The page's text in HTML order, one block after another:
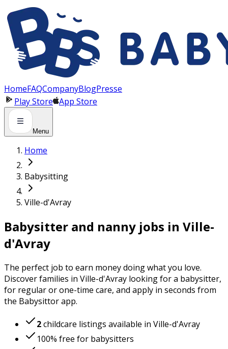
HomeFAQCompanyBlogPresse
Play Store App Store
Menu
Home
Babysitting
Ville-d'Avray
Babysitter and nanny jobs in Ville-
d'Avray
The perfect job to earn money doing what you love.
Discover families in Ville-d'Avray looking for a babysitter,
for regular or one-time care, and apply in seconds from
the Babysittor app.
2childcare listings available in Ville-d'Avray
100% free for babysitters
Panneau de gestion des cookies